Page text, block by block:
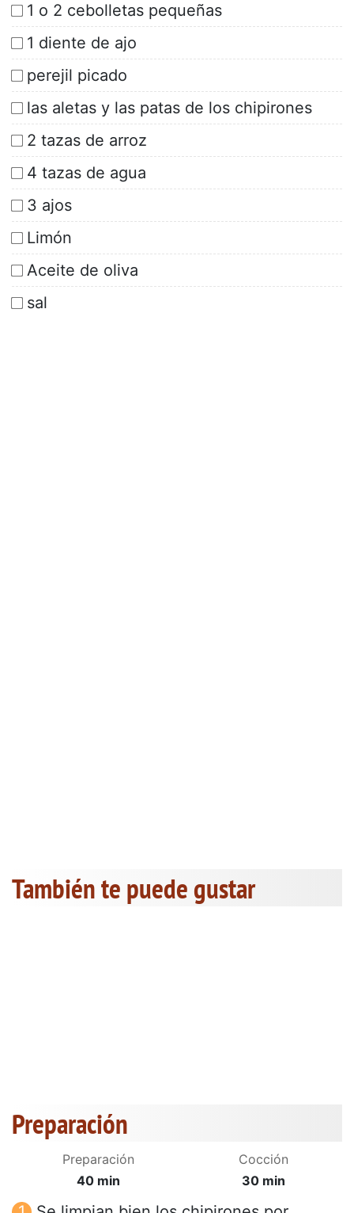
1 o 2 cebolletas pequeñas
1 diente de ajo
perejil picado
las aletas y las patas de los chipirones
2 tazas de arroz
4 tazas de agua
3 ajos
Limón
Aceite de oliva
sal
También te puede gustar
Preparación
Preparación
40 min
Cocción
30 min